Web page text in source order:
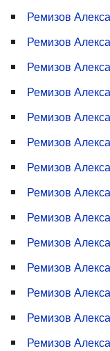
Ремизов
Ремизов
Ремизов
Ремизов
Ремизов
Ремизов
Ремизов
Ремизов
Ремизов
Ремизов
Ремизов
Ремизов
Ремизов
Ремизов